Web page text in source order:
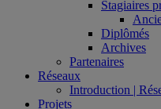
Stagiaires
Diplômés
Archives
Partenaires
Réseaux
Introduction |
Projets